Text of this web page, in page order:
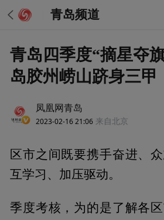
青岛频道
青岛四季度“摘星夺
岛胶州崂山跻身三甲
凤凰网青岛
2023-02-16 21:06 来自北京
区市之间既要携手奋进、
互学习、加压驱动。
季度考核，为的是了解各